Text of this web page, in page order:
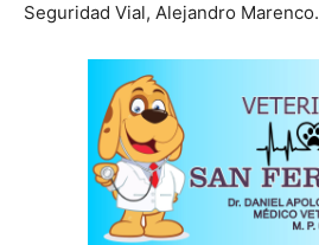
Seguridad Vial, Alejandro Marenco.